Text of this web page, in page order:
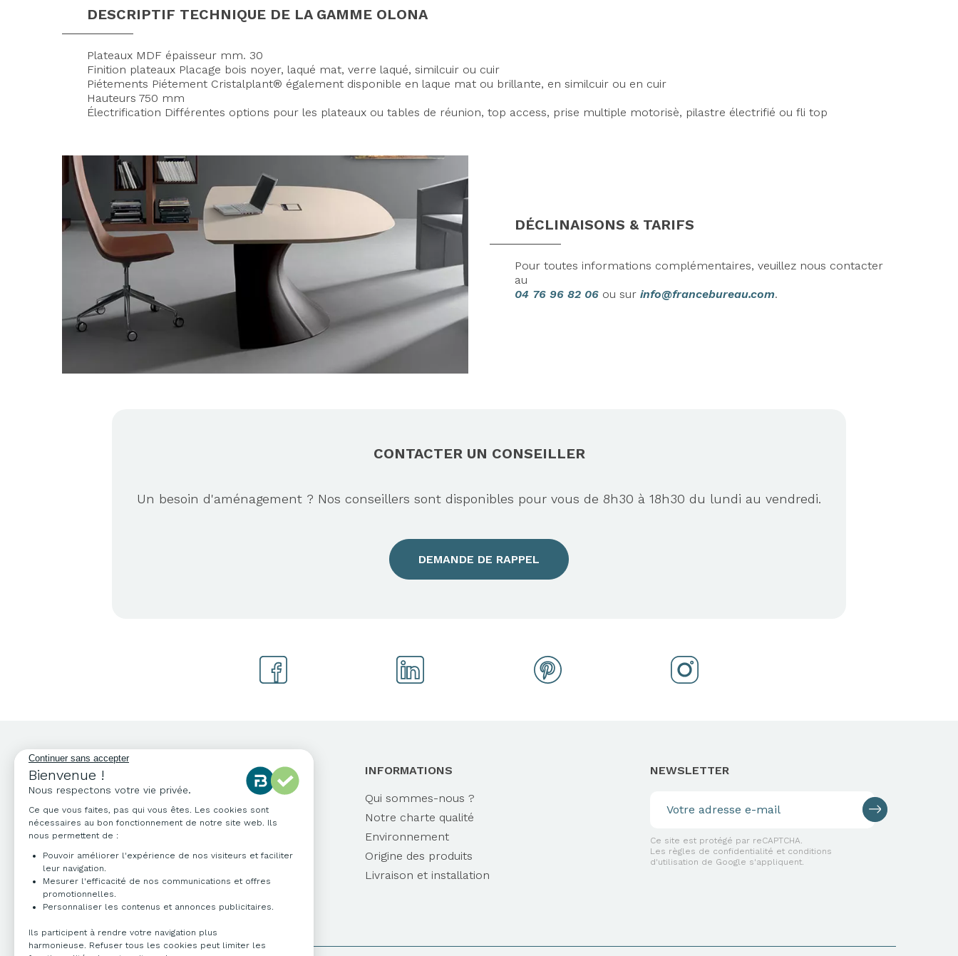
Continuer sans accepter
Bienvenue !
Nous respectons votre vie privée.
Ce que vous faites, pas qui vous êtes. Les cookies sont
nécessaires au bon fonctionnement de notre site web. Ils
nous permettent de :
Pouvoir améliorer l'expérience de nos visiteurs et faciliter
leur navigation.
Mesurer l'efficacité de nos communications et offres
promotionnelles.
Personnaliser les contenus et annonces publicitaires.
Ils participent à rendre votre navigation plus
harmonieuse. Refuser tous les cookies peut limiter les
DESCRIPTIF TECHNIQUE DE LA GAMME OLONA
Plateaux MDF épaisseur mm. 30
Finition plateaux Placage bois noyer, laqué mat, verre laqué, similcuir ou cuir
Piétements Piétement Cristalplant® également disponible en laque mat ou brillante, en similcuir ou en cuir
Hauteurs 750 mm
Électrification Différentes options pour les plateaux ou tables de réunion, top access, prise multiple motorisè, pilastre électrifié ou fli top
DÉCLINAISONS & TARIFS
Pour toutes informations complémentaires, veuillez nous contacter
au
04 76 96 82 06 ou sur info@francebureau.com.
CONTACTER UN CONSEILLER
Un besoin d'aménagement ? Nos conseillers sont disponibles pour vous de 8h30 à 18h30 du lundi au vendredi.
DEMANDE DE RAPPEL
NEWSLETTER
Ce site est protégé par reCAPTCHA.
Les règles de confidentialité et conditions
d'utilisation de Google s'appliquent.
NOS COORDONNÉES
04 76 96 82 06
info@francebureau.com
ZI Technisud,
109 rue Hilaire de Chardonnet
38100 Grenoble
INFORMATIONS
Qui sommes-nous ?
Notre charte qualité
Environnement
Origine des produits
Livraison et installation